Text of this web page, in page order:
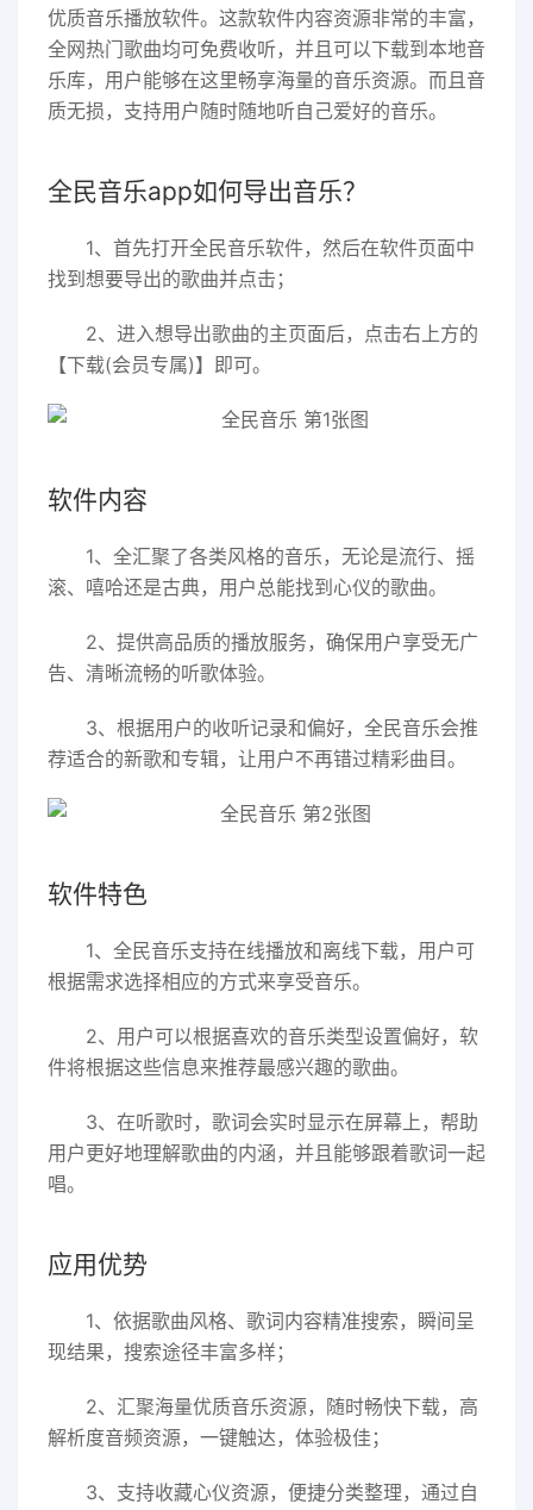
优质音乐播放软件。这款软件内容资源非常的丰富，
全网热门歌曲均可免费收听，并且可以下载到本地音
乐库，用户能够在这里畅享海量的音乐资源。而且音
质无损，支持用户随时随地听自己爱好的音乐。
全民音乐app如何导出音乐？
1、首先打开全民音乐软件，然后在软件页面中
找到想要导出的歌曲并点击；
2、进入想导出歌曲的主页面后，点击右上方的
【下载(会员专属)】即可。
软件内容
1、全汇聚了各类风格的音乐，无论是流行、摇
滚、嘻哈还是古典，用户总能找到心仪的歌曲。
2、提供高品质的播放服务，确保用户享受无广
告、清晰流畅的听歌体验。
3、根据用户的收听记录和偏好，全民音乐会推
荐适合的新歌和专辑，让用户不再错过精彩曲目。
软件特色
1、全民音乐支持在线播放和离线下载，用户可
根据需求选择相应的方式来享受音乐。
2、用户可以根据喜欢的音乐类型设置偏好，软
件将根据这些信息来推荐最感兴趣的歌曲。
3、在听歌时，歌词会实时显示在屏幕上，帮助
用户更好地理解歌曲的内涵，并且能够跟着歌词一起
唱。
应用优势
1、依据歌曲风格、歌词内容精准搜索，瞬间呈
现结果，搜索途径丰富多样；
2、汇聚海量优质音乐资源，随时畅快下载，高
解析度音频资源，一键触达，体验极佳；
3、支持收藏心仪资源，便捷分类整理，通过自